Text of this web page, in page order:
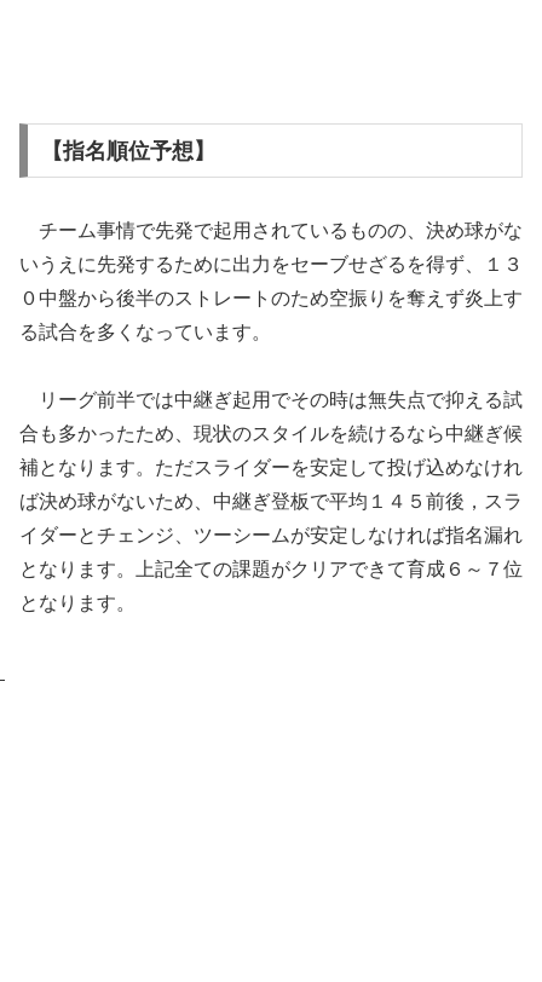
【指名順位予想】
チーム事情で先発で起用されているものの、決め球がな
いうえに先発するために出力をセーブせざるを得ず、１３
０中盤から後半のストレートのため空振りを奪えず炎上す
る試合を多くなっています。
リーグ前半では中継ぎ起用でその時は無失点で抑える試
合も多かったため、現状のスタイルを続けるなら中継ぎ候
補となります。ただスライダーを安定して投げ込めなけれ
ば決め球がないため、中継ぎ登板で平均１４５前後，スラ
イダーとチェンジ、ツーシームが安定しなければ指名漏れ
となります。上記全ての課題がクリアできて育成６～７位
となります。